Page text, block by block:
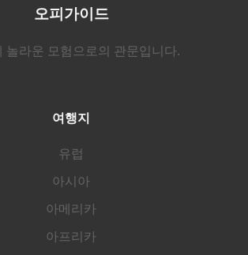
오피가이드
놀라운 모험으로의 관문입니다.
여행지
유럽
아시아
아메리카
아프리카